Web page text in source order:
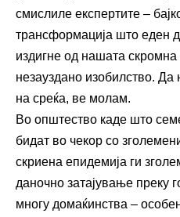
смислиле експертите –
трансформација што еден
издигне од нашата
незауздано изобилство.
на среќа, ве молам.
Во општество каде што
бидат во чекор со
скриена епидемија ги
даночно затајување преку
многу домаќинства –